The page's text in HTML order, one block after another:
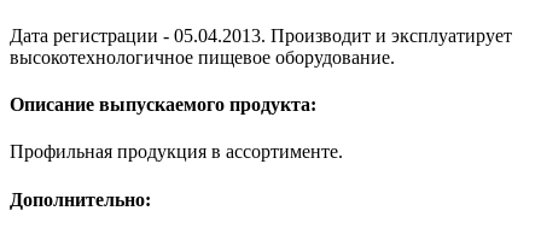
Дата регистрации - 05.04.2013. Производит и эксплуатирует
высокотехнологичное пищевое оборудование.
Описание выпускаемого продукта:
Профильная продукция в ассортименте.
Дополнительно: